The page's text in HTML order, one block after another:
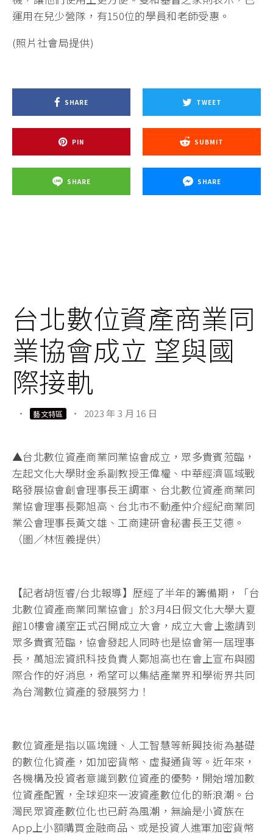
運用在兒少營隊，有150位的學員和老師受惠。
(照片社會局提供)
SHARE TWEET
PIN SUBMIT
SHARE SHARE
台北數位資產商業同
業協會成立 望與國
際接軌
· 藝文特區 · 2023 年 3 月 16 日
▲台北數位資產商業同業協會成立，眾多貴賓蒞臨，
左起文化大學財金系副教授王偉權、中華經濟區域戰
略發展協會創會理事長王調軍、台北數位資產商業同
業協會理事長鄭旭高、台北市不動產仲介經紀商業同
業公會理事長黃文雄、工商建研會秘書長王艾德。
（圖／林恆義提供）
【記者胡恆睿/台北報導】歷經了半年的籌備期，「台
北數位資產商業同業協會」於3月4日假文化大學大夏
館10樓會議室正式召開成立大會，成立大會上邀請到
眾多貴賓蒞臨，協會發起人同時也是協會第一屆理事
長，萬旭浤資訊科技負責人鄭旭高也在會上宣布與國
際合作的好消息，希望可以集結產業界和學術界共同
為台灣數位資產的發展努力！
數位資產是指以區塊鏈、人工智慧等新興技術為基礎
的數位化資產，如加密貨幣、虛擬通貨等。近年來，
各機構及投資者意識到數位資產的優勢，開始增加數
位資產配置，全球迎來一波資產數位化的新浪潮。台
灣民眾資產數位化也已蔚為風潮，無論是小資族在
App上小額購買金融商品、或是投資人進軍加密貨幣